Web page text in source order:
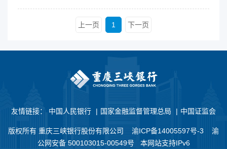
上一页 1 下一页
友情链接： 中国人民银行 | 国家金融监督管理总局 | 中国证监会
版权所有 重庆三峡银行股份有限公司 渝ICP备14005597号-3 渝
公网安备 500103015-00549号 本网站支持IPv6